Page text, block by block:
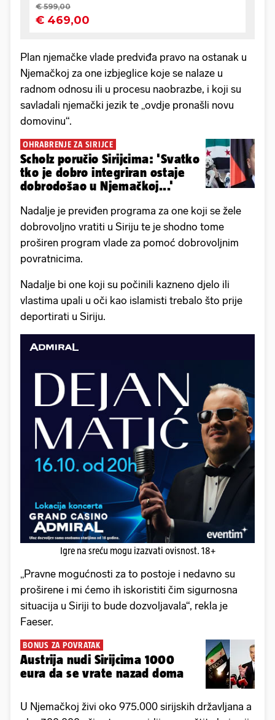
Plan njemačke vlade predviđa pravo na ostanak u
Njemačkoj za one izbjeglice koje se nalaze u
radnom odnosu ili u procesu naobrazbe, i koji su
savladali njemački jezik te „ovdje pronašli novu
domovinu“.
OHRABRENJE ZA SIRIJCE
Scholz poručio Sirijcima: 'Svatko
tko je dobro integriran ostaje
dobrodošao u Njemačkoj...'
Nadalje je previđen programa za one koji se žele
dobrovoljno vratiti u Siriju te je shodno tome
proširen program vlade za pomoć dobrovoljnim
povratnicima.
Nadalje bi one koji su počinili kazneno djelo ili
vlastima upali u oči kao islamisti trebalo što prije
deportirati u Siriju.
Igre na sreću mogu izazvati ovisnost. 18+
„Pravne mogućnosti za to postoje i nedavno su
proširene i mi ćemo ih iskoristiti čim sigurnosna
situacija u Siriji to bude dozvoljavala“, rekla je
Faeser.
BONUS ZA POVRATAK
Austrija nudi Sirijcima 1000
eura da se vrate nazad doma
U Njemačkoj živi oko 975.000 sirijskih državljana a